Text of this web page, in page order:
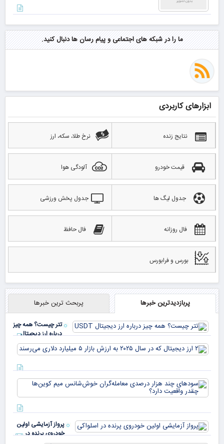
ما را در شبکه های اجتماعی و پیام رسان ها دنبال کنید.
ابزارهای کاربردی
نتایج زنده نرخ طلا، سکه، ارز
قیمت خودرو آلودگی هوا
جدول لیگ ها جدول پخش ورزشی
فال روزانه فال حافظ
بورس و فرابورس
پربازدیدترین خبرها پربحث ترین خبرها
تتر چیست؟ همه چیز
درباره ارز دیجیتال
USDT
پرواز آزمایشی اولین
خودروی پرنده در